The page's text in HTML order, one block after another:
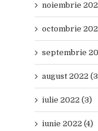
noiembrie
octombrie
septembrie
august 2022
iulie 2022 (3)
iunie 2022 (4)